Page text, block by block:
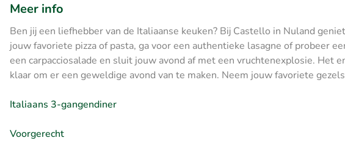
Meer info
Ben jij een liefhebber van de Italiaanse keuken? Bij Castello in Nuland
jouw favoriete pizza of pasta, ga voor een authentieke lasagne of probeer
een carpacciosalade en sluit jouw avond af met een vruchtenexplosie. Het
klaar om er een geweldige avond van te maken. Neem jouw favoriete
Italiaans 3-gangendiner
Voorgerecht